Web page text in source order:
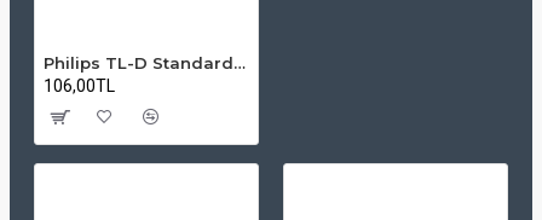
Philips TL-D Standard Colours 18W / 54 Snow White Floresan Ampul
106,00TL